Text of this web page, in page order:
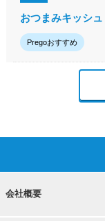
おつまみキッシュ
Pregoおすすめ
会社概要